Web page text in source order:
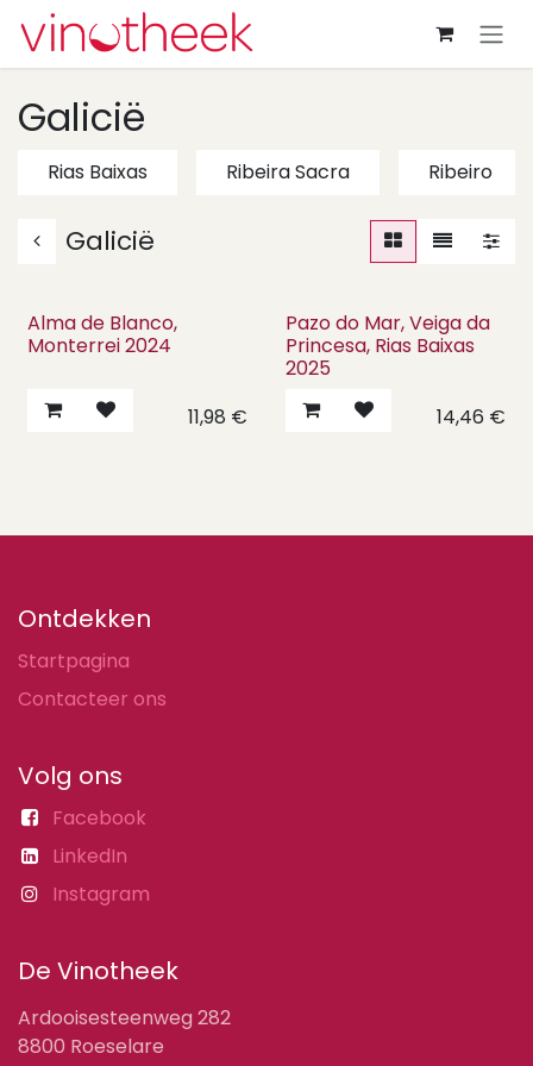
Overslaan naar inhoud
Galicië
Rias Baixas Ribeira Sacra Ribeiro
Galicië
Alma de Blanco,
Monterrei 2024
11,98 €
Pazo do Mar, Veiga da
Princesa, Rias Baixas
2025
14,46 €
Ontdekken
Startpagina
Contacteer ons
Volg ons
Facebook
LinkedIn
Instagram
De Vinotheek
Ardooisesteenweg 282
8800 Roeselare